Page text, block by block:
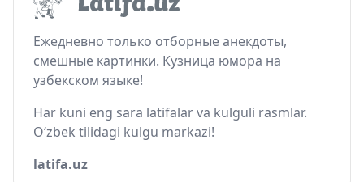
Ежедневно только отборные анекдоты,
смешные картинки. Кузница юмора на
узбекском языке!
Har kuni eng sara latifalar va kulguli rasmlar.
O‘zbek tilidagi kulgu markazi!
latifa.uz